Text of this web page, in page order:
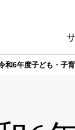
和6年度子ども・子